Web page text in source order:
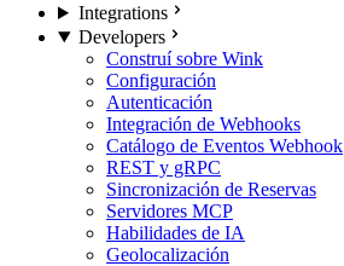
Integrations
Developers
Construí sobre Wink
Configuración
Autenticación
Integración de Webhooks
Catálogo de Eventos Webhook
REST y gRPC
Sincronización de Reservas
Servidores MCP
Habilidades de IA
Geolocalización